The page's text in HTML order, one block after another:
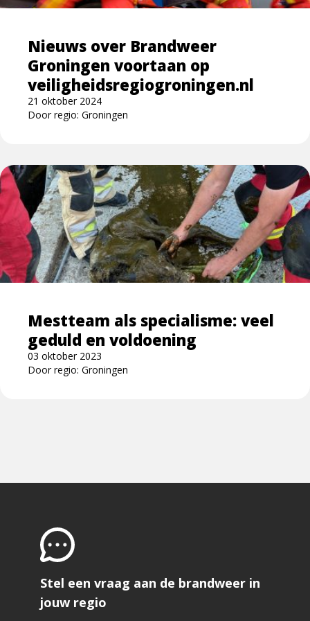
Nieuws over Brandweer
Groningen voortaan op
veiligheidsregiogroningen.nl
21 oktober 2024
Door regio: Groningen
veiligheidsregiogroningen.nl
Mestteam als specialisme: veel
geduld en voldoening
03 oktober 2023
Door regio: Groningen
Lees
meer
over
Mestteam
als
specialisme:
veel
voldoening
Stel een vraag aan de brandweer in
jouw regio